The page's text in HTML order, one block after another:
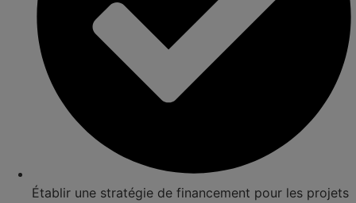
Établir une stratégie de financement pour les projets